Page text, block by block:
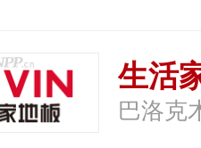
生活
巴洛克